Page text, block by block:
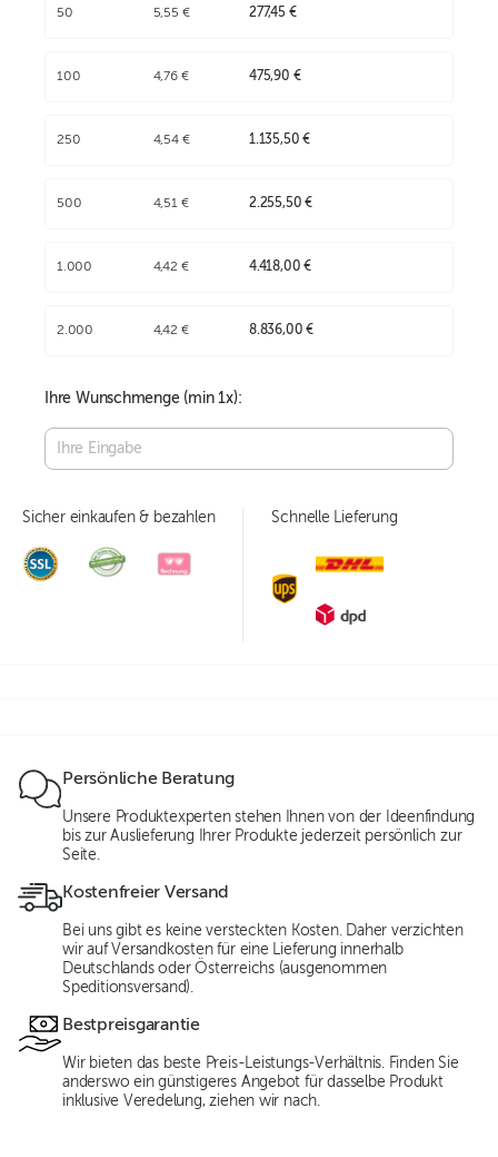
50 5,55 € 277,45 €
100 4,76 € 475,90 €
250 4,54 € 1.135,50 €
500 4,51 € 2.255,50 €
1.000 4,42 € 4.418,00 €
2.000 4,42 € 8.836,00 €
Ihre Wunschmenge (min1x):
Sicher einkaufen & bezahlen Schnelle Lieferung
Persönliche Beratung
Unsere Produktexperten stehen Ihnen von der Ideenfindung
bis zur Auslieferung Ihrer Produkte jederzeit persönlich zur
Seite.
Kostenfreier Versand
Bei uns gibt es keine versteckten Kosten. Daher verzichten
wir auf Versandkosten für eine Lieferung innerhalb
Deutschlands oder Österreichs (ausgenommen
Speditionsversand).
Bestpreisgarantie
Wir bieten das beste Preis-Leistungs-Verhältnis. Finden Sie
anderswo ein günstigeres Angebot für dasselbe Produkt
inklusive Veredelung, ziehen wir nach.